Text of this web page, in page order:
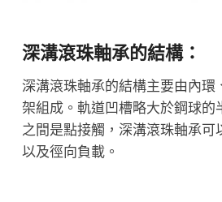
深溝滾珠軸承的結構：
深溝滾珠軸承的結構主要由內環
架組成。軌道凹槽略大於鋼球的
之間是點接觸，深溝滾珠軸承可
以及徑向負載。